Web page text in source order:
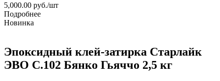
5,000.00 руб./шт
Подробнее
Новинка
Эпоксидный клей-затирка Старлайк
ЭВО С.102 Бянко Гьяччо 2,5 кг